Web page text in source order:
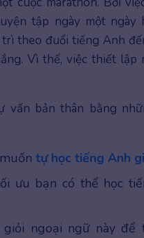
tập ngày một ngày
theo đuổi tiếng Anh
Vì thế, việc thiết lập
vấn bản thân bằng
tự học tiếng Anh
ưu bạn có thể học
giỏi ngoại ngữ này để